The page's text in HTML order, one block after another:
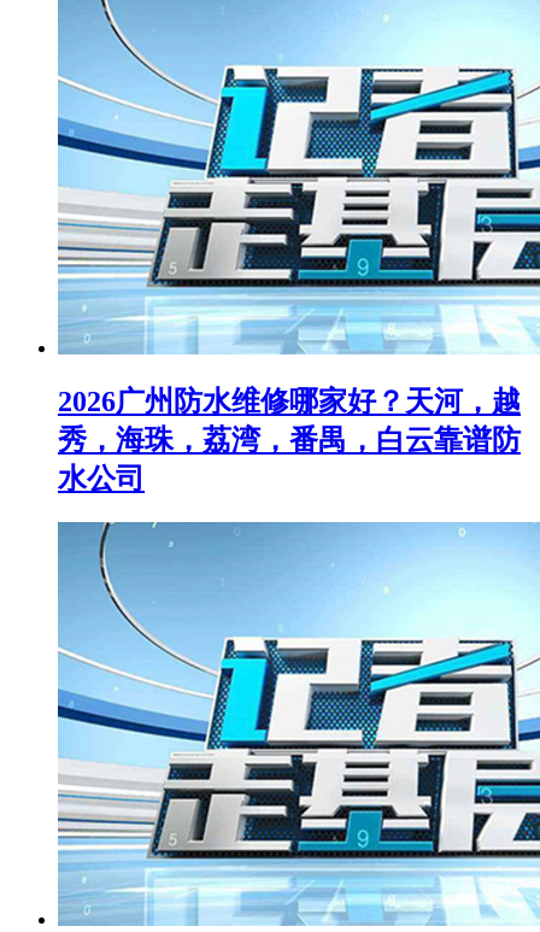
2026广州防水维修哪家好？天河，越
秀，海珠，荔湾，番禺，白云靠谱防
水公司